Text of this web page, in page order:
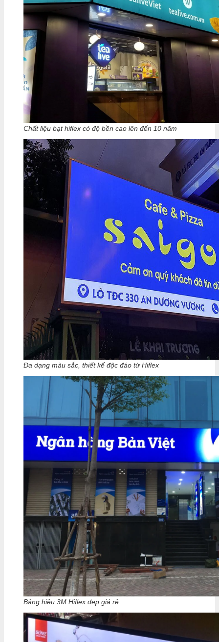
Chất liệu bạt hiflex có độ bền cao lên đến 10 năm
Đa dạng màu sắc, thiết kế độc đáo từ Hiflex
Bảng hiệu 3M Hiflex đẹp giá rẻ